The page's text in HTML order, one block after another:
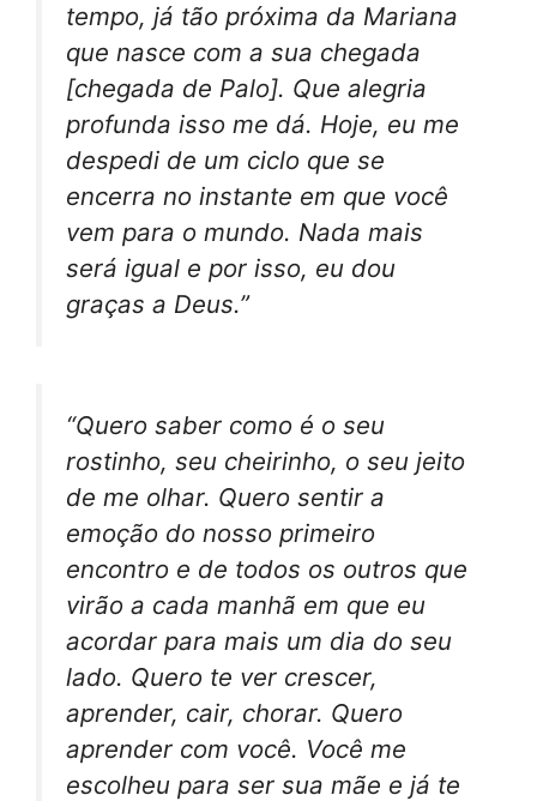
tempo, já tão próxima da Mariana
que nasce com a sua chegada
[chegada de Palo]. Que alegria
profunda isso me dá. Hoje, eu me
despedi de um ciclo que se
encerra no instante em que você
vem para o mundo. Nada mais
será igual e por isso, eu dou
graças a Deus.”
“Quero saber como é o seu
rostinho, seu cheirinho, o seu jeito
de me olhar. Quero sentir a
emoção do nosso primeiro
encontro e de todos os outros que
virão a cada manhã em que eu
acordar para mais um dia do seu
lado. Quero te ver crescer,
aprender, cair, chorar. Quero
aprender com você. Você me
escolheu para ser sua mãe e já te